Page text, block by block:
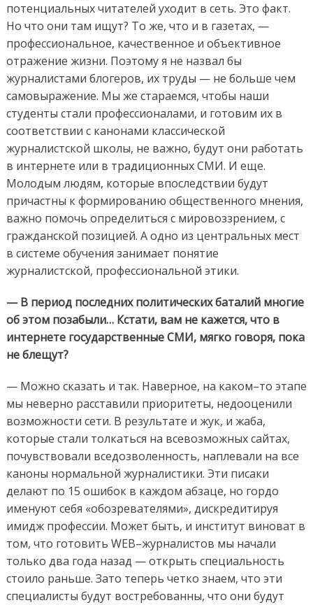
потенциальных читателей уходит в сеть. Это факт.
Но что они там ищут? То же, что и в газетах, —
профессиональное, качественное и объективное
отражение жизни. Поэтому я не назвал бы
журналистами блогеров, их труды — не больше чем
самовыражение. Мы же стараемся, чтобы наши
студенты стали профессионалами, и готовим их в
соответствии с канонами классической
журналистской школы, не важно, будут они работать
в интернете или в традиционных СМИ. И еще.
Молодым людям, которые впоследствии будут
причастны к формированию общественного мнения,
важно помочь определиться с мировоззрением, с
гражданской позицией. А одно из центральных мест
в системе обучения занимает понятие
журналистской, профессиональной этики.
— В период последних политических баталий многие
об этом позабыли… Кстати, вам не кажется, что в
интернете государственные СМИ, мягко говоря, пока
не блещут?
— Можно сказать и так. Наверное, на каком–то этапе
мы неверно расставили приоритеты, недооценили
возможности сети. В результате и жук, и жаба,
которые стали толкаться на всевозможных сайтах,
почувствовали вседозволенность, наплевали на все
каноны нормальной журналистики. Эти писаки
делают по 15 ошибок в каждом абзаце, но гордо
именуют себя «обозревателями», дискредитируя
имидж профессии. Может быть, и институт виноват в
том, что готовить WEB–журналистов мы начали
только два года назад — открыть специальность
стоило раньше. Зато теперь четко знаем, что эти
специалисты будут востребованны, что они будут